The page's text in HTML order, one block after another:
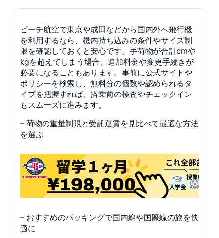
ピーチ航空で東京や成田などから国内外へ飛行機
を利用するなら、機内持ち込みの条件やサイズ制
限を確認しておくと安心です。手荷物が合計cmや
kgを超えてしまう場合、追加料金や変更手続きが
必要になることもあります。事前に公式サイトや
ポリシーを検索し、無料分の個数や認められるタ
イプを把握すれば、搭乗前の検査やチェックイン
もスムーズに進みます。
– 荷物の重量制限と受託運賃を見比べて最適な方法
を選ぶ
– おすすめのパッキングで国内線や国際線の旅を快
適に